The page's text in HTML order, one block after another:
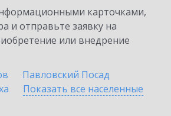
карточками,
и отправьте заявку на
или внедрение
Павловский Посад
Показать все населенные